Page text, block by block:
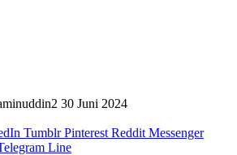
30 Juni 2024
Tumblr Pinterest Reddit Messenger
Line